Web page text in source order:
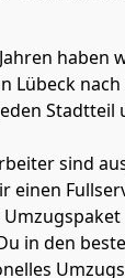
haben
Lübeck
Stadtteil
sind
einen
in den